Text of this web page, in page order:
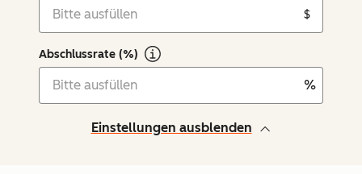
$
Abschlussrate (%)
%
Einstellungen ausblenden